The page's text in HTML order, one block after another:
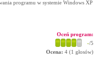
programu w systemie Windows XP
Oceń program:
-/5
Ocena: 4(1 głosów)